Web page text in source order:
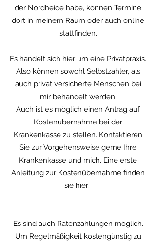
der Nordheide habe, können Termine
dort in meinem Raum oder auch online
stattfinden.
Es handelt sich hier um eine Privatpraxis.
Also können sowohl Selbstzahler, als
auch privat versicherte Menschen bei
mir behandelt werden.
Auch ist es möglich einen Antrag auf
Kostenübernahme bei der
Krankenkasse zu stellen. Kontaktieren
Sie zur Vorgehensweise gerne Ihre
Krankenkasse und mich. Eine erste
Anleitung zur Kostenübernahme finden
sie hier:
Es sind auch Ratenzahlungen möglich.
Um Regelmäßigkeit kostengünstig zu